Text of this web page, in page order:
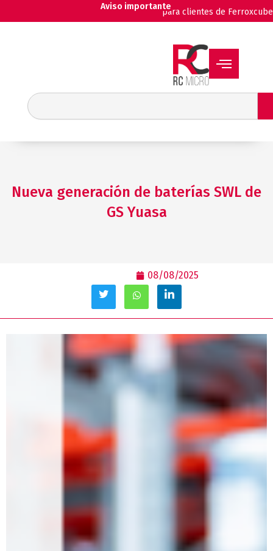
para clientes de Ferroxcube
Aviso importante
Buscar
Nueva generación de baterías SWL de
GS Yuasa
08/08/2025